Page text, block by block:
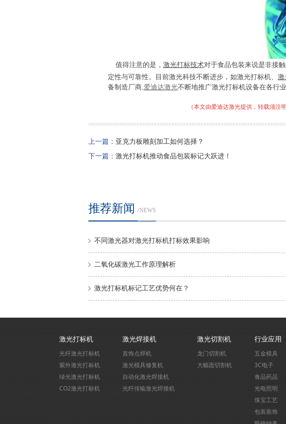
值得注意的是， 激光打标技术对于食品包装来说是非接
定性与可靠性。目前激光科技不断进步，如激光打标机、 激
备制造厂商, 爱迪达激光不断地推广激光打标机设备在各行
（本文由爱迪达激光提供，转载须注
上一篇： 亚克力板雕刻加工如何选择？
下一篇： 激光打标机推动食品包装标记大跃进！
推荐新闻 / NEWS
不同激光器对激光打标机打标效果影响
二氧化碳激光工作原理解析
激光打标机标记工艺优势何在？
激光打标机
光纤激光打标机
紫外激光打标机
绿光激光打标机
CO2激光打标机
激光焊接机
首饰点焊机
激光模具修复机
自动化激光焊接机
光纤传输激光焊接机
激光切割机
龙门切割机
大幅面切割机
行业应用
五金模具
3C电子
食品药品
光电照明
珠宝工艺
包装装饰